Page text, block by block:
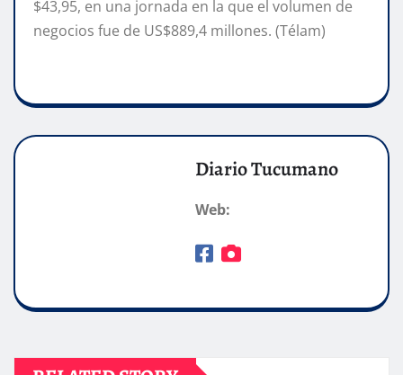
$43,95, en una jornada en la que el volumen de
negocios fue de US$889,4 millones. (Télam)
Diario Tucumano
Web: